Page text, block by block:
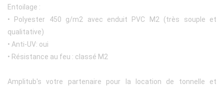
Entoilage :
• Polyester 450 g/m2 avec enduit PVC M2 (très souple et
qualitative)
• Anti-UV: oui
• Résistance au feu : classé M2
Amplitub's votre partenaire pour la location de tonnelle et